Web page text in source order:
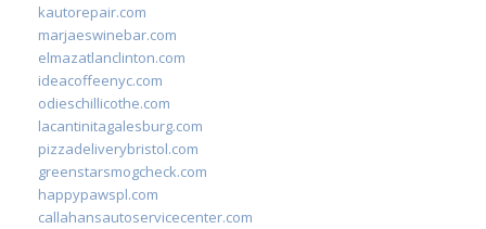
kautorepair.com
marjaeswinebar.com
elmazatlanclinton.com
ideacoffeenyc.com
odieschillicothe.com
lacantinitagalesburg.com
pizzadeliverybristol.com
greenstarsmogcheck.com
happypawspl.com
callahansautoservicecenter.com